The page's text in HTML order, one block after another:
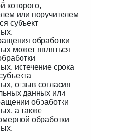
которого,
или поручителем
субъект
обработки
может являться
истечение срока
отзыв согласия
данных или
обработки
а также
обработки